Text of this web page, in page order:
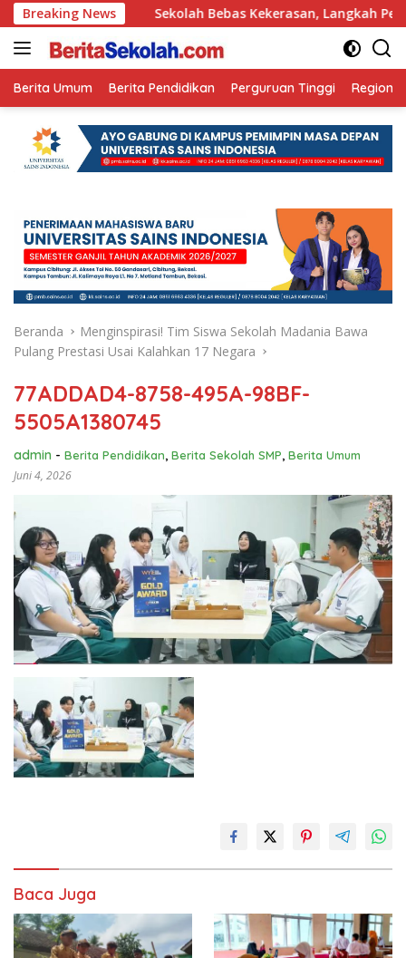
Langsung
ke
konten
Breaking News
Ini Sekolah Bebas Kekerasan, Langkah Pemkot
Berita Umum Berita Pendidikan Perguruan Tinggi Regional
Beranda
Menginspirasi! Tim Siswa Sekolah Madania Bawa
Pulang Prestasi Usai Kalahkan 17 Negara
77ADDAD4-8758-495A-98BF-
5505A1380745
admin - Berita Pendidikan, Berita Sekolah SMP, Berita Umum
Juni 4, 2026
Baca Juga